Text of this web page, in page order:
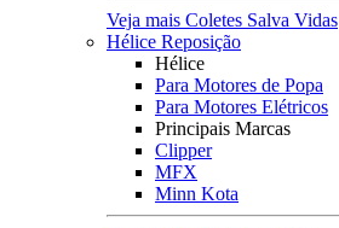
Veja mais Coletes Salva Vidas
Hélice Reposição
Hélice
Para Motores de Popa
Para Motores Elétricos
Principais Marcas
Clipper
MFX
Minn Kota